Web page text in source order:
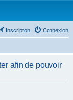
Connexion
Inscription
afin de pouvoir